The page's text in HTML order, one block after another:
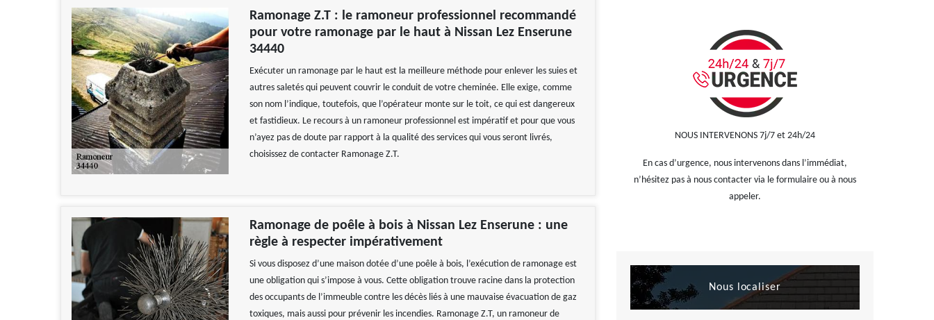
Ramonage Z.T : le ramoneur professionnel recommandé
pour votre ramonage par le haut à Nissan Lez Enserune
34440
Exécuter un ramonage par le haut est la meilleure méthode pour enlever les suies et
autres saletés qui peuvent couvrir le conduit de votre cheminée. Elle exige, comme
son nom l’indique, toutefois, que l’opérateur monte sur le toit, ce qui est dangereux
et fastidieux. Le recours à un ramoneur professionnel est impératif et pour que vous
n’ayez pas de doute par rapport à la qualité des services qui vous seront livrés,
choisissez de contacter Ramonage Z.T.
Ramonage de poêle à bois à Nissan Lez Enserune : une
règle à respecter impérativement
Si vous disposez d’une maison dotée d’une poêle à bois, l’exécution de ramonage est
une obligation qui s’impose à vous. Cette obligation trouve racine dans la protection
des occupants de l’immeuble contre les décès liés à une mauvaise évacuation de gaz
toxiques, mais aussi pour prévenir les incendies. Ramonage Z.T, un ramoneur de
NOUS INTERVENONS 7j/7 et 24h/24
En cas d’urgence, nous intervenons dans l’immédiat,
n’hésitez pas à nous contacter via le formulaire ou à nous
appeler.
Nous localiser